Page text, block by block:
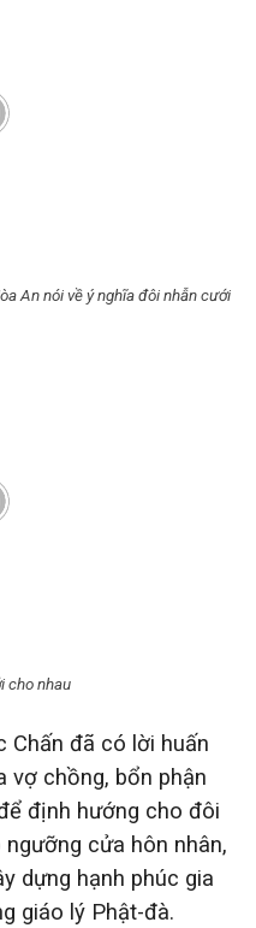
An nói về ý nghĩa đôi nhẫn cưới
cho nhau
Chấn đã có lời huấn
vợ chồng, bổn phận
định hướng cho đôi
cửa hôn nhân,
dựng hạnh phúc gia
giáo lý Phật-đà.